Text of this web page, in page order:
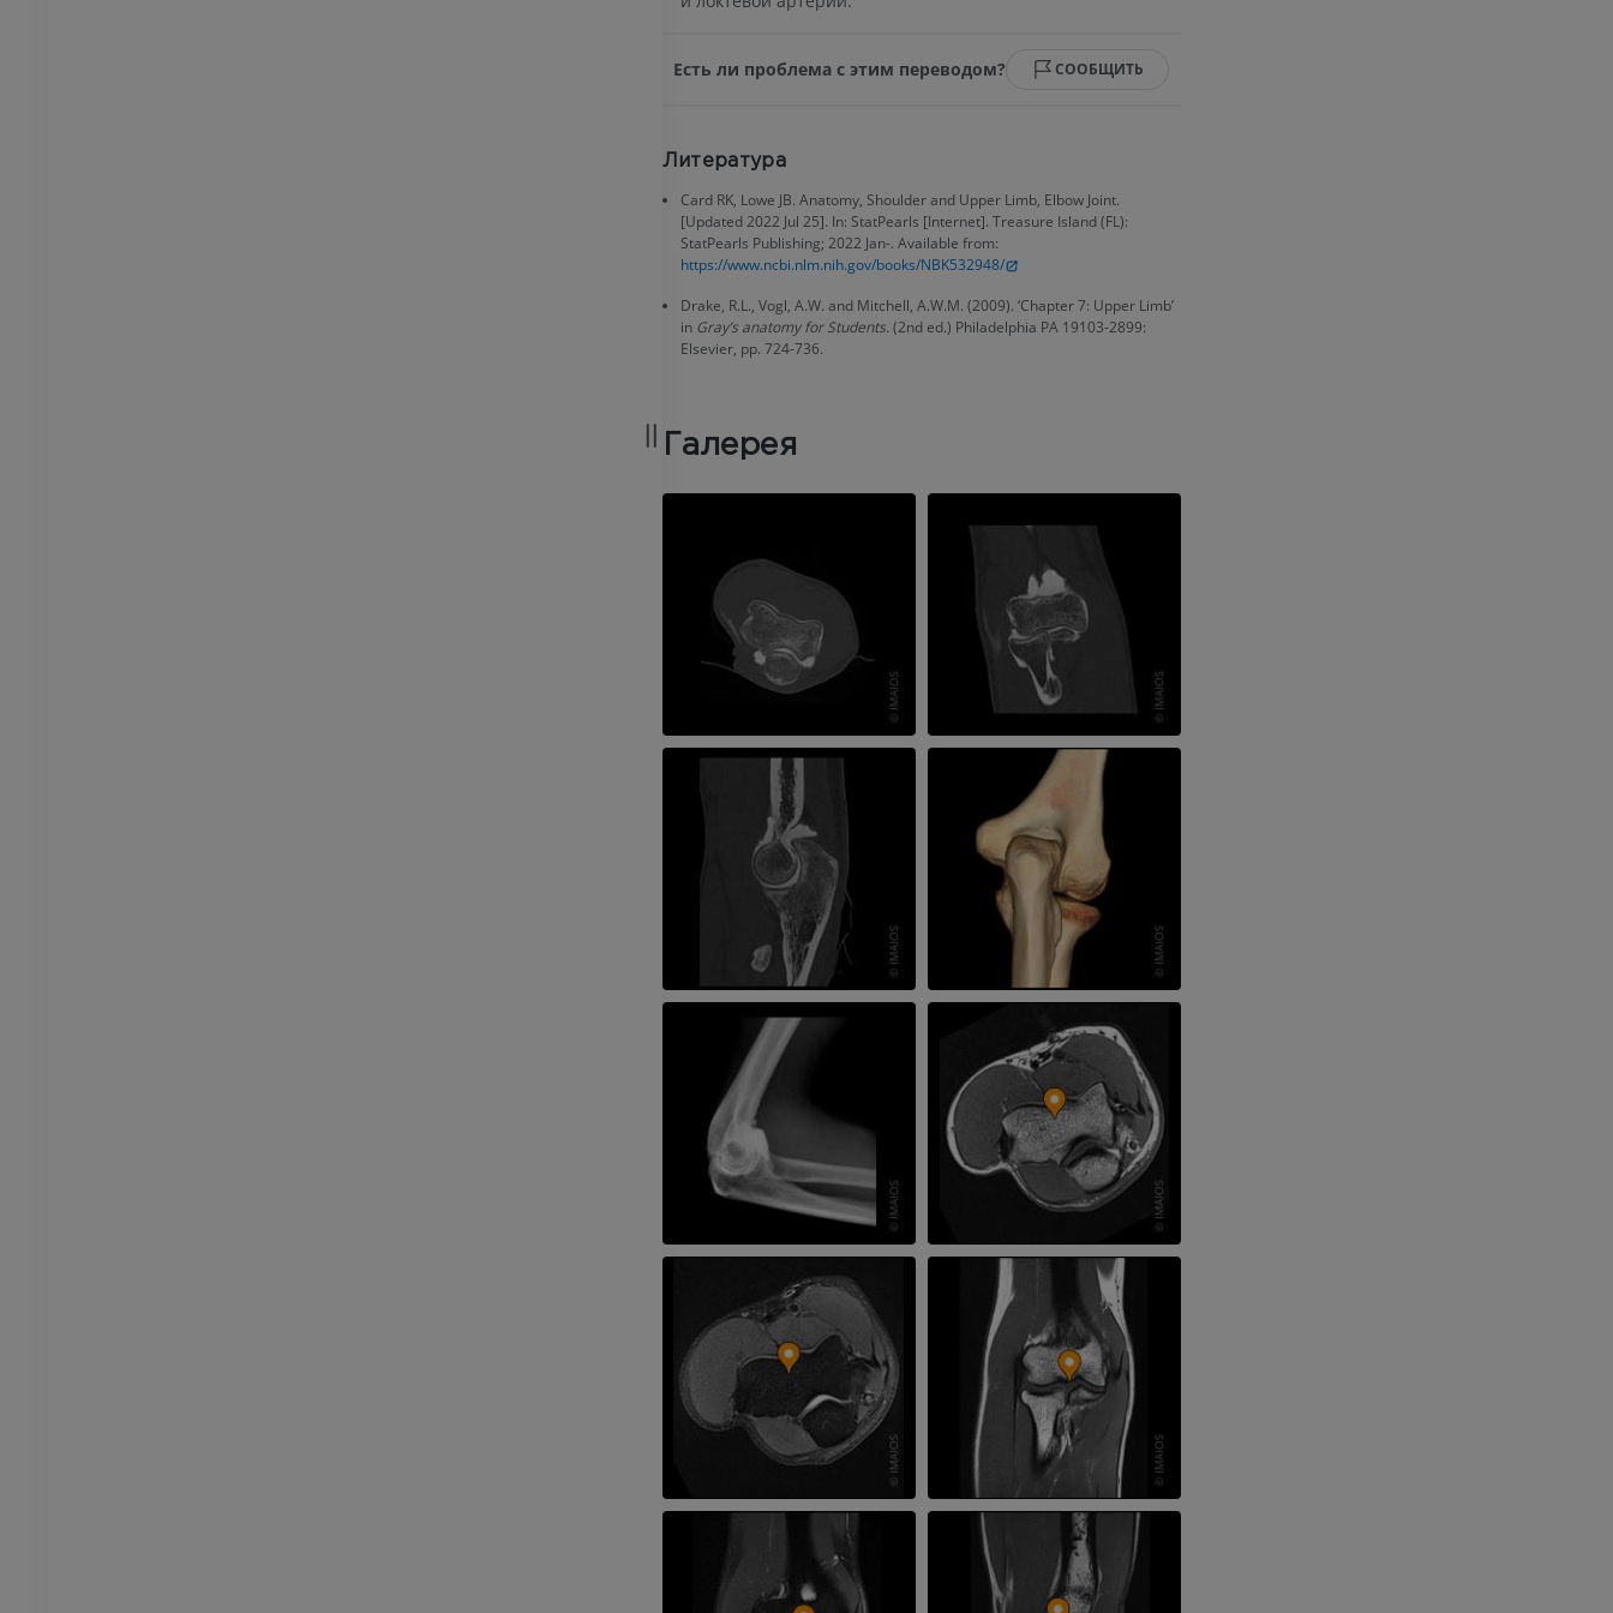
Есть ли проблема с этим переводом? СООБЩИТЬ
Литература
Card RK, Lowe JB. Anatomy, Shoulder and Upper Limb, Elbow Joint.
[Updated 2022 Jul 25]. In: StatPearls [Internet]. Treasure Island (FL):
StatPearls Publishing; 2022 Jan-. Available from:
https://www.ncbi.nlm.nih.gov/books/NBK532948/
Drake, R.L., Vogl, A.W. and Mitchell, A.W.M. (2009). ‘Chapter 7: Upper Limb’
in Gray’s anatomy for Students.(2nd ed.) Philadelphia PA 19103-2899:
Elsevier, pp. 724-736.
Галерея
ПРЕМИУМ
Ангиография артерий
Ангиография
БЕСПЛАТНО